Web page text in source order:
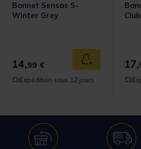
panier
Bonnet Sensas S-
Winter Grey
14,99 € Ajouter au
Expédition sous 12 jours
Club
17,